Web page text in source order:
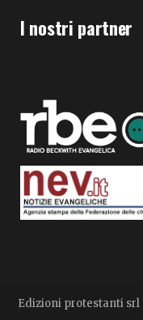
I nostri partner
Edizioni protestanti srl |